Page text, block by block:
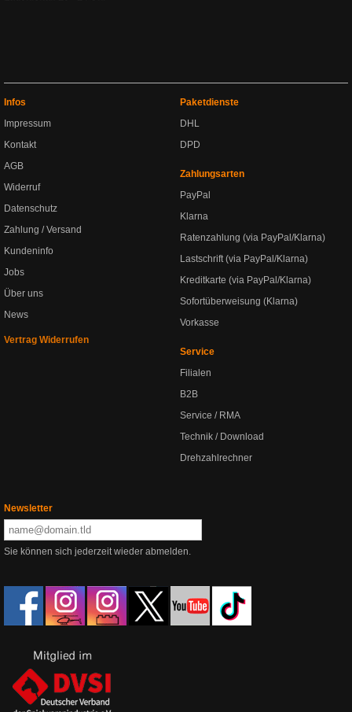
Infos
Impressum
Kontakt
AGB
Widerruf
Datenschutz
Zahlung / Versand
Kundeninfo
Jobs
Über uns
News
Vertrag Widerrufen
Paketdienste
DHL
DPD
Zahlungsarten
PayPal
Klarna
Ratenzahlung (via PayPal/Klarna)
Lastschrift (via PayPal/Klarna)
Kreditkarte (via PayPal/Klarna)
Sofortüberweisung (Klarna)
Vorkasse
Service
Filialen
B2B
Service / RMA
Technik / Download
Drehzahlrechner
Newsletter
Sie können sich jederzeit wieder abmelden.